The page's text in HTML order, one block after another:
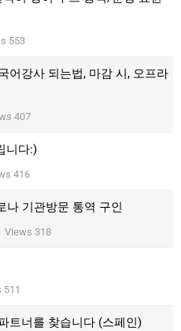
553
어강사 되는법, 마감 시, 오프라
407
니다:)
416
나 기관방문 통역 구인
Views 318
511
트너를 찾습니다 (스페인)